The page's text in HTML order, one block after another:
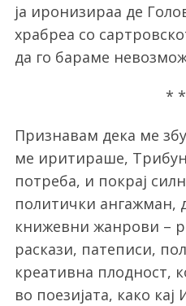
ја иронизираа де
храбреа со
да го бараме
*
Признавам дека ме
ме иритираше,
потреба, и покрај
политички ангажман,
книжевни жанрови –
раскази, патеписи,
креативна плодност,
во поезијата, како кај